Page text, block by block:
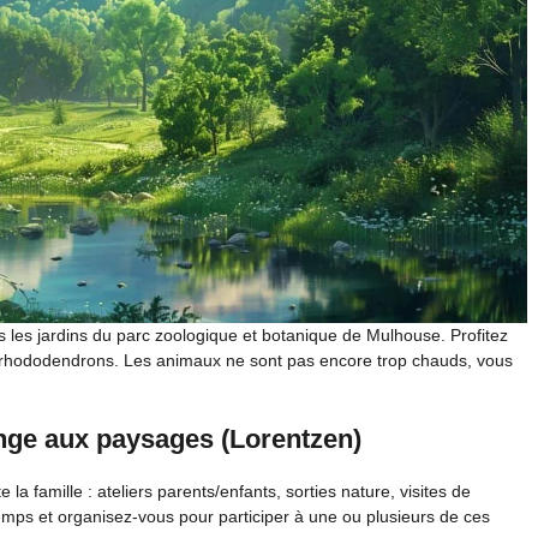
jardins du parc zoologique et botanique de Mulhouse. Profitez
Les animaux ne sont pas encore trop chauds, vous
aux paysages (Lorentzen)
la famille : ateliers parents/enfants, sorties nature, visites de
et organisez-vous pour participer à une ou plusieurs de ces